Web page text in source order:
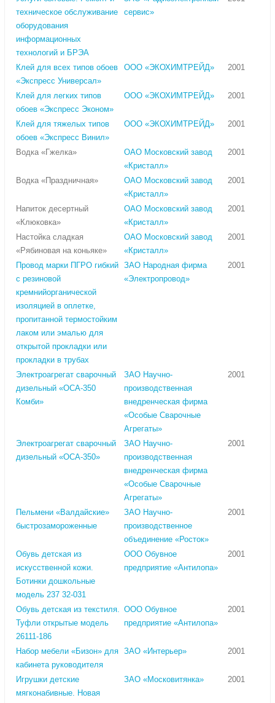
техническое обслуживание
оборудования
информационных
технологий и БРЭА
сервис»
Клей для всех типов обоев
«Экспресс Универсал»
ООО «ЭКОХИМТРЕЙД» 2001
Клей для легких типов
обоев «Экспресс Эконом»
ООО «ЭКОХИМТРЕЙД» 2001
Клей для тяжелых типов
обоев «Экспресс Винил»
ООО «ЭКОХИМТРЕЙД» 2001
Водка «Гжелка»
ОАО Московский завод
«Кристалл»
2001
Водка «Праздничная»
ОАО Московский завод
«Кристалл»
2001
Напиток десертный
«Клюковка»
ОАО Московский завод
«Кристалл»
2001
Настойка сладкая
«Рябиновая на коньяке»
ОАО Московский завод
«Кристалл»
2001
Провод марки ПГРО гибкий
с резиновой
кремнийорганической
изоляцией в оплетке,
пропитанной термостойким
лаком или эмалью для
открытой прокладки или
прокладки в трубах
ЗАО Народная фирма
«Электропровод»
2001
Электроагрегат сварочный
дизельный «ОСА-350
Комби»
ЗАО Научно-
производственная
внедренческая фирма
«Особые Сварочные
Агрегаты»
2001
Электроагрегат сварочный
дизельный «ОСА-350»
ЗАО Научно-
производственная
внедренческая фирма
«Особые Сварочные
Агрегаты»
2001
Пельмени «Валдайские»
быстрозамороженные
ЗАО Научно-
производственное
объединение «Росток»
2001
Обувь детская из
искусственной кожи.
Ботинки дошкольные
модель 237 32-031
ООО Обувное
предприятие «Антилопа»
2001
Обувь детская из текстиля.
Туфли открытые модель
26111-186
ООО Обувное
предприятие «Антилопа»
2001
Набор мебели «Бизон» для
кабинета руководителя
ЗАО «Интерьер» 2001
Игрушки детские
мягконабивные. Новая
ЗАО «Московитянка» 2001